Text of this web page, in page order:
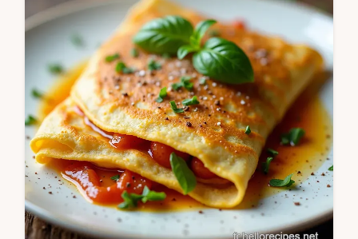
version au chèvre crémeux est un délice Un
petit secret pour une béchamel parfaite…